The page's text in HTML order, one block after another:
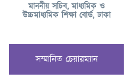
মাননীয় সচিব, মাধ্যমিক ও
উচ্চমাধ্যমিক শিক্ষা বোর্ড, ঢাকা
সম্মানিত চেয়ারম্যান